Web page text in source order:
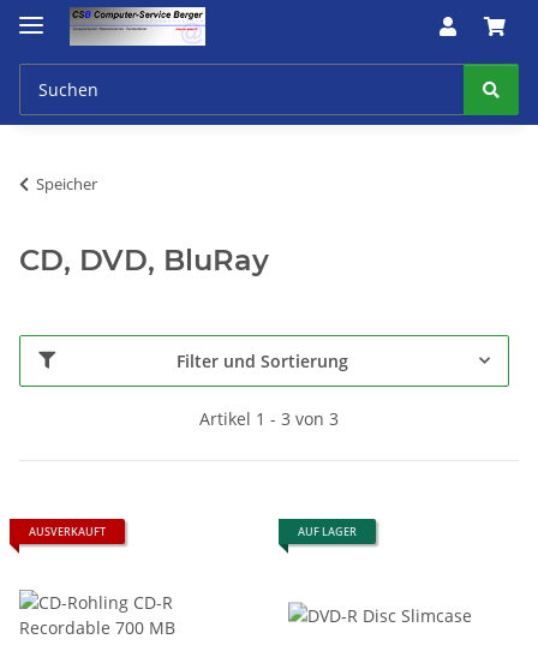
Speicher
CD, DVD, BluRay
Filter und Sortierung
Artikel 1 - 3 von 3
AUSVERKAUFT AUF LAGER